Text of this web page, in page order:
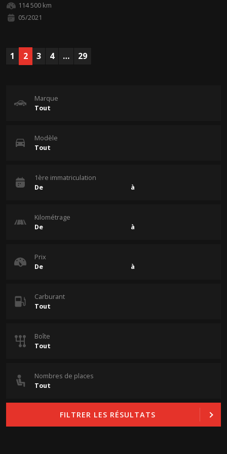
114 500 km
05/2021
1 2 3 4 … 29
Marque
Modèle
1ère immatriculation
Kilométrage
Prix
Carburant
Boîte
Nombres de places
FILTRER LES RÉSULTATS